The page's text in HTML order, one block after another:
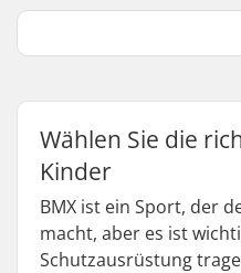
Wählen Sie die
Kinder
BMX ist ein Sport, der
macht, aber es ist
Schutzausrüstung